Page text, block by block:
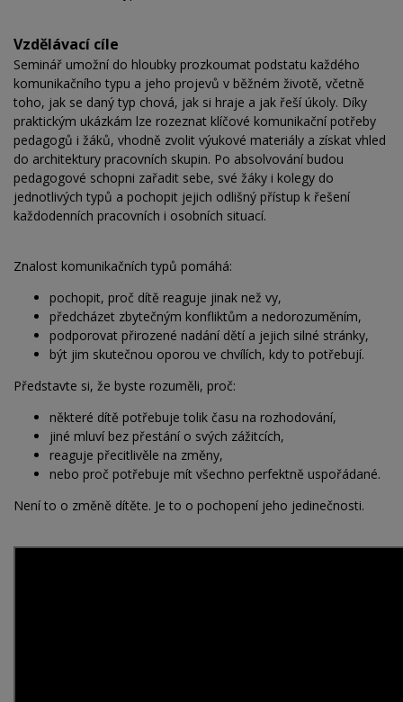
Vzdělávací cíle
Seminář umožní do hloubky prozkoumat podstatu každého
komunikačního typu a jeho projevů v běžném životě, včetně
toho, jak se daný typ chová, jak si hraje a jak řeší úkoly. Díky
praktickým ukázkám lze rozeznat klíčové komunikační potřeby
pedagogů i žáků, vhodně zvolit výukové materiály a získat vhled
do architektury pracovních skupin. Po absolvování budou
pedagogové schopni zařadit sebe, své žáky i kolegy do
jednotlivých typů a pochopit jejich odlišný přístup k řešení
každodenních pracovních i osobních situací.
Znalost komunikačních typů pomáhá:
pochopit, proč dítě reaguje jinak než vy,
předcházet zbytečným konfliktům a nedorozuměním,
podporovat přirozené nadání dětí a jejich silné stránky,
být jim skutečnou oporou ve chvílích, kdy to potřebují.
Představte si, že byste rozuměli, proč:
některé dítě potřebuje tolik času na rozhodování,
jiné mluví bez přestání o svých zážitcích,
reaguje přecitlivěle na změny,
nebo proč potřebuje mít všechno perfektně uspořádané.
Není to o změně dítěte. Je to o pochopení jeho jedinečnosti.